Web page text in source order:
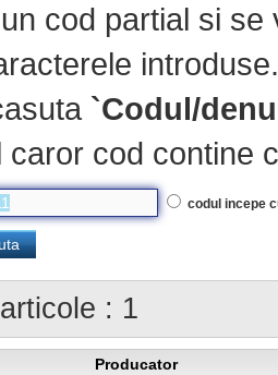
cod partial si
introduse.
`Codul/
caror cod contine
codul incepe
: 1
Producator